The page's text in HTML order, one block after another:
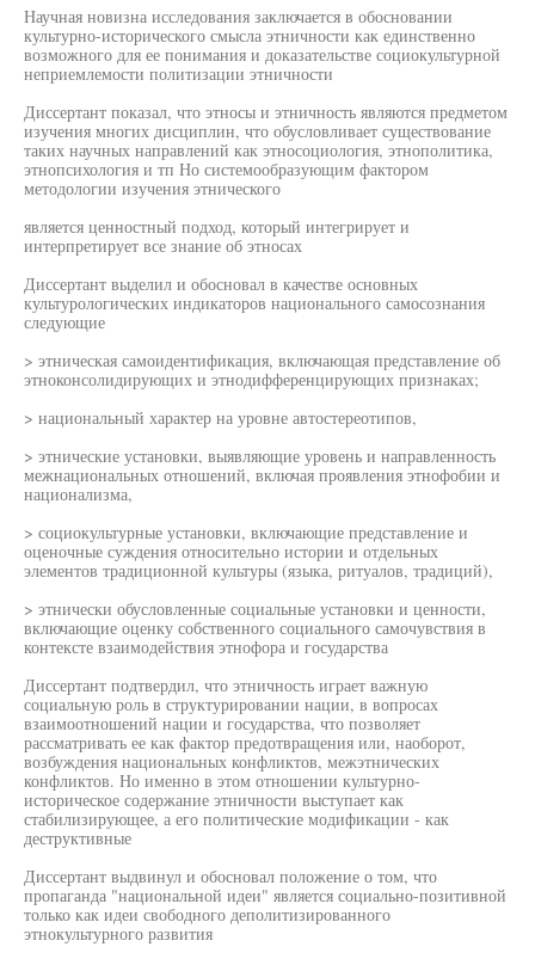
Научная новизна исследования заключается в обосновании
культурно-исторического смысла этничности как единственно
возможного для ее понимания и доказательстве социокультурной
неприемлемости политизации этничности
Диссертант показал, что этносы и этничность являются предметом
изучения многих дисциплин, что обусловливает существование
таких научных направлений как этносоциология, этнополитика,
этнопсихология и тп Но системообразующим фактором
методологии изучения этнического
является ценностный подход, который интегрирует и
интерпретирует все знание об этносах
Диссертант выделил и обосновал в качестве основных
культурологических индикаторов национального самосознания
следующие
> этническая самоидентификация, включающая представление об
этноконсолидирующих и этнодифференцирующих признаках;
> национальный характер на уровне автостереотипов,
> этнические установки, выявляющие уровень и направленность
межнациональных отношений, включая проявления этнофобии и
национализма,
> социокультурные установки, включающие представление и
оценочные суждения относительно истории и отдельных
элементов традиционной культуры (языка, ритуалов, традиций),
> этнически обусловленные социальные установки и ценности,
включающие оценку собственного социального самочувствия в
контексте взаимодействия этнофора и государства
Диссертант подтвердил, что этничность играет важную
социальную роль в структурировании нации, в вопросах
взаимоотношений нации и государства, что позволяет
рассматривать ее как фактор предотвращения или, наоборот,
возбуждения национальных конфликтов, межэтнических
конфликтов. Но именно в этом отношении культурно-
историческое содержание этничности выступает как
стабилизирующее, а его политические модификации - как
деструктивные
Диссертант выдвинул и обосновал положение о том, что
пропаганда "национальной идеи" является социально-позитивной
только как идеи свободного деполитизированного
этнокультурного развития